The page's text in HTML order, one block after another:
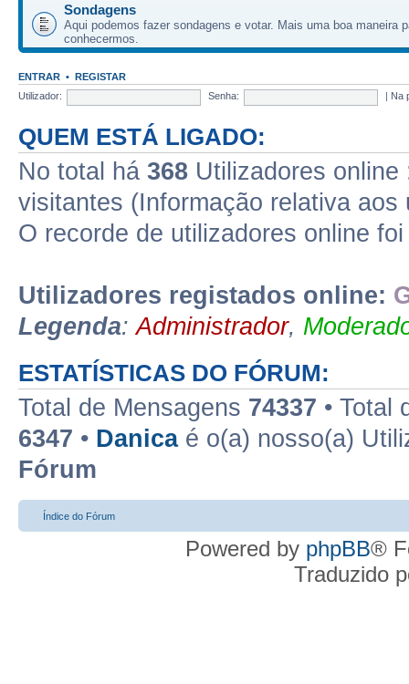
Sondagens
Aqui podemos fazer sondagens e votar. Mais uma boa maneira
conhecermos.
ENTRAR • REGISTAR
Utilizador:
Senha: Na
QUEM ESTÁ LIGADO:
No total há 368 Utilizadores
visitantes (Informação relativa
O recorde de utilizadores online
Utilizadores registados online:
Legenda:Administrador,
ESTATÍSTICAS DO FÓRUM:
Total de Mensagens 74337 • Total
6347 • Danicaé o(a) nosso(a)
Fórum
Índice do Fórum
Powered by phpBB®
Traduzido